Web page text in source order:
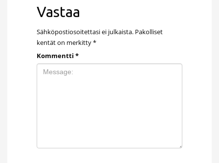
Vastaa
Sähköpostiosoitettasi ei julkaista. Pakolliset
kentät on merkitty*
Kommentti *